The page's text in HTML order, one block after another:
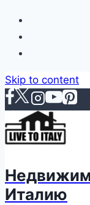
Skip to content
Италию